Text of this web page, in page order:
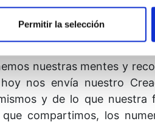
Permitir la selección
nuestras mentes y
nos envía nuestro
y de lo que nuestra
compartimos, los